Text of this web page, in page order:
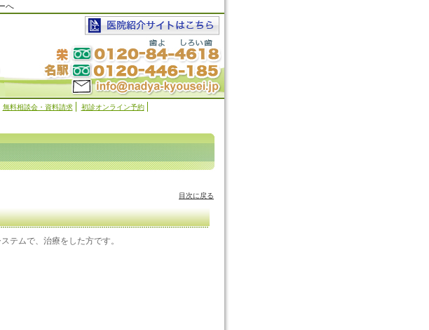
へ
無料相談会・資料請求 初診オンライン予約
目次に戻る
テムで、治療をした方です。